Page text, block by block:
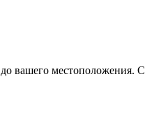
вашего местоположения.